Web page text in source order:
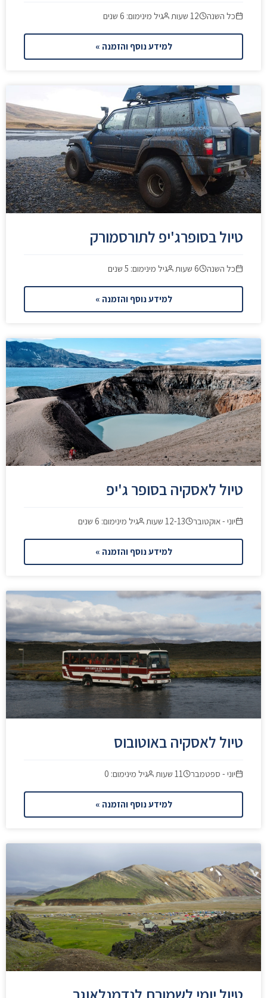
כל השנה 12 שעות גיל מינימום: 6 שנים
למידע נוסף והזמנה »
טיול בסופרג'יפ לתורסמורק
כל השנה 6 שעות גיל מינימום: 5 שנים
למידע נוסף והזמנה »
טיול לאסקיה בסופר ג'יפ
יוני - אוקטובר 12-13 שעות גיל מינימום: 6 שנים
למידע נוסף והזמנה »
טיול לאסקיה באוטובוס
יוני - ספטמבר 11 שעות גיל מינימום: 0
למידע נוסף והזמנה »